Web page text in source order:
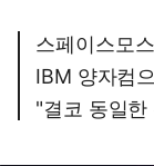
스페이스모
IBM 양자컴
"결코 동일